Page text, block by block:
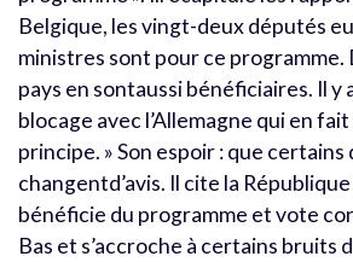
Belgique, les vingt-deux députés
ministres sont pour ce
pays en sontaussi bénéficiaires. Il y
blocage avec l’Allemagne qui en
principe. » Son espoir : que certains
changentd’avis. Il cite la
bénéficie du programme et vote
Bas et s’accroche à certains bruits